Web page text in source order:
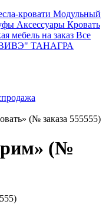
кровати Модульный
Аксессуары Кровать
мебель на заказ Все
ТАНАГРА
(№ заказа 555555)
(№